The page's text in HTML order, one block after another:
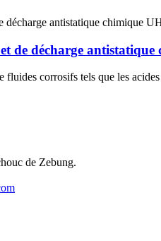
de décharge
fluides corrosifs tels que les
de Zebung.